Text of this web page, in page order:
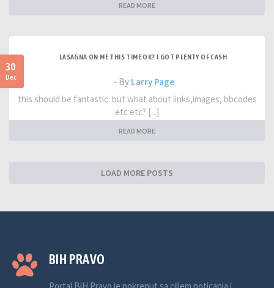
READ MORE
30
Dec
LASAGNA ON ME THIS TIME OK? I GOT PLENTY OF CASH
- By Larry Page
this should be fantastic. but what about links,images, bbcodes
etc etc? [...]
READ MORE
LOAD MORE POSTS
BIH PRAVO